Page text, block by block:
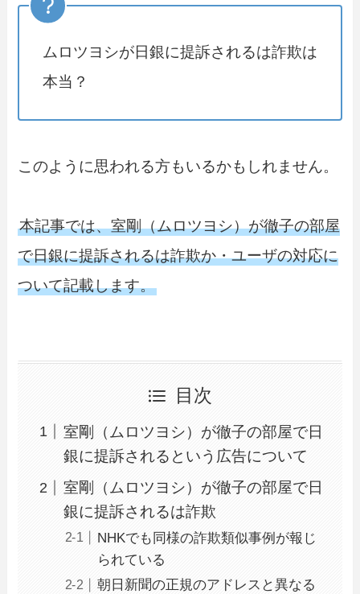
ムロツヨシが日銀に提訴されるは詐欺は
本当？
このように思われる方もいるかもしれません。
本記事では、室剛（ムロツヨシ）が徹子の部屋
で日銀に提訴されるは詐欺か・ユーザの対応に
ついて記載します。
目次
室剛（ムロツヨシ）が徹子の部屋で日
銀に提訴されるという広告について
室剛（ムロツヨシ）が徹子の部屋で日
銀に提訴されるは詐欺
NHKでも同様の詐欺類似事例が報じ
られている
朝日新聞の正規のアドレスと異なる